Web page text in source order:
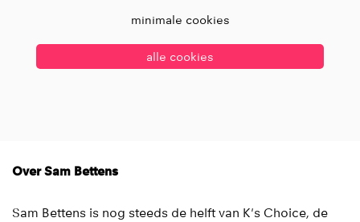
minimale cookies
alle cookies
Over Sam Bettens
Sam Bettens is nog steeds de helft van K's Choice, de